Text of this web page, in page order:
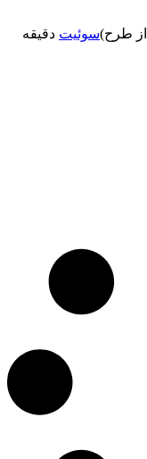
سوئیت دقیقه